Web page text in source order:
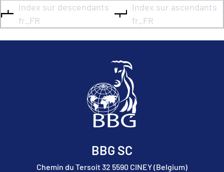
Index sur descendants
fr_FR
Index sur ascendants
fr_FR
BBG SC
Chemin du Tersoit 32 5590 CINEY (Belgium)